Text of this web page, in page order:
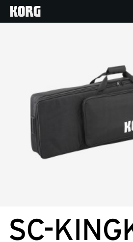
Características
Soporte
Noticias